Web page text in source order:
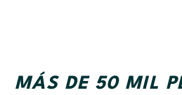
MÁS DE 50 MIL